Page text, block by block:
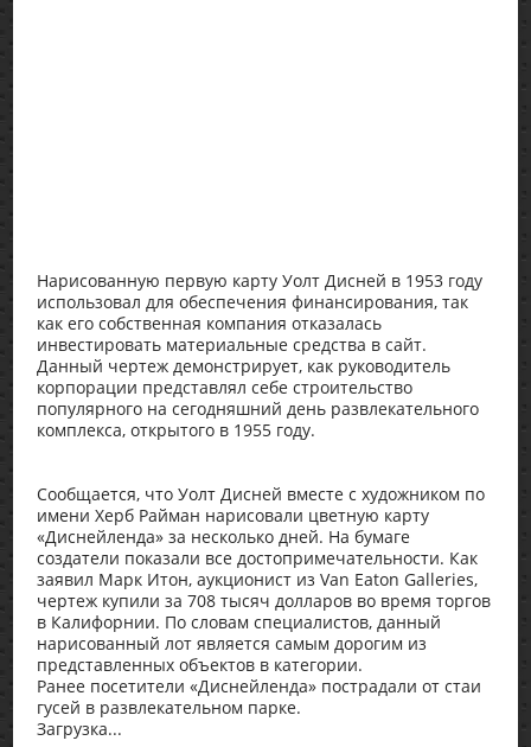
Нарисованную первую карту Уолт Дисней в 1953 году
использовал для обеспечения финансирования, так
как его собственная компания отказалась
инвестировать материальные средства в сайт.
Данный чертеж демонстрирует, как руководитель
корпорации представлял себе строительство
популярного на сегодняшний день развлекательного
комплекса, открытого в 1955 году.
Сообщается, что Уолт Дисней вместе с художником по
имени Херб Райман нарисовали цветную карту
«Диснейленда» за несколько дней. На бумаге
создатели показали все достопримечательности. Как
заявил Марк Итон, аукционист из Van Eaton Galleries,
чертеж купили за 708 тысяч долларов во время торгов
в Калифорнии. По словам специалистов, данный
нарисованный лот является самым дорогим из
представленных объектов в категории.
Ранее посетители «Диснейленда» пострадали от стаи
гусей в развлекательном парке.
Загрузка...